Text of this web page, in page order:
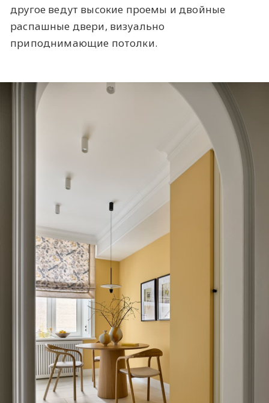
другое ведут высокие проемы и двойные
распашные двери, визуально
приподнимающие потолки.